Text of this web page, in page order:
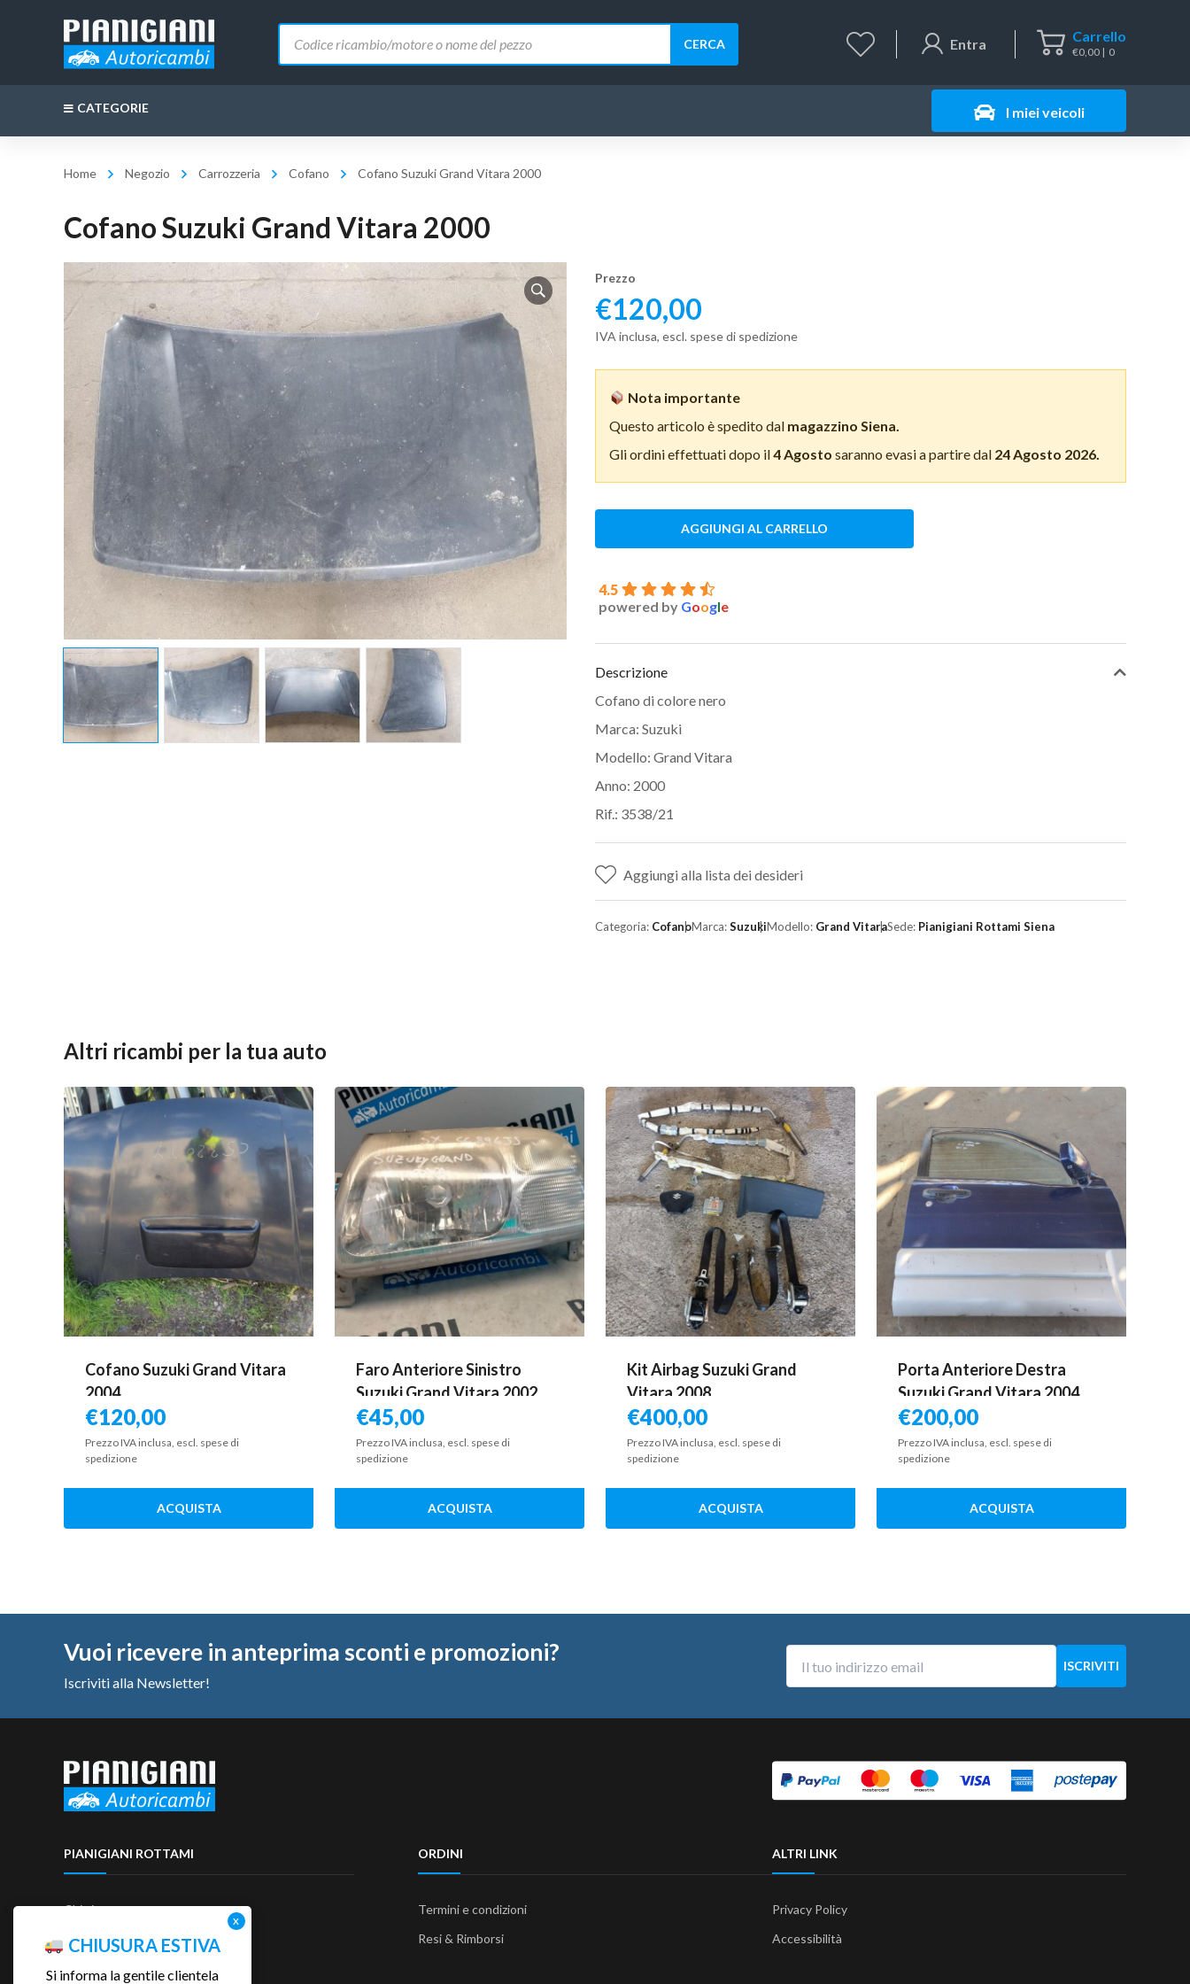
Carrello
€0,00 0
Entra
prodotti
CERCA
I miei veicoli
CATEGORIE
Home Negozio Carrozzeria Cofano Cofano Suzuki Grand Vitara 2000
Cofano Suzuki Grand Vitara 2000
Prezzo
€120,00
IVA inclusa, escl. spese di spedizione
Nota importante
Questo articolo è spedito dal magazzino Siena.
Gli ordini effettuati dopo il4 Agosto saranno evasi a partire dal 24 Agosto 2026.
AGGIUNGI AL CARRELLO
4.5
powered by Google
Descrizione
Cofano di colore nero
Marca: Suzuki
Modello: Grand Vitara
Anno: 2000
Rif.: 3538/21
Aggiungi alla lista dei desideri
Categoria: CofanoMarca:SuzukiModello: Grand VitaraSede: Pianigiani Rottami Siena
Altri ricambi per la tua auto
Cofano Suzuki Grand Vitara
2004
€120,00
Prezzo IVA inclusa, escl. spese di
spedizione
ACQUISTA
Faro Anteriore Sinistro
Suzuki Grand Vitara 2002
€45,00
Prezzo IVA inclusa, escl. spese di
spedizione
ACQUISTA
Kit Airbag Suzuki Grand
Vitara 2008
€400,00
Prezzo IVA inclusa, escl. spese di
spedizione
ACQUISTA
Porta Anteriore Destra
Suzuki Grand Vitara 2004
€200,00
Prezzo IVA inclusa, escl. spese di
spedizione
ACQUISTA
Vuoi ricevere in anteprima sconti e promozioni?
Iscriviti alla Newsletter!
PIANIGIANI ROTTAMI
Chi siamo
Contattaci
ORDINI
Termini e condizioni
Resi & Rimborsi
ALTRI LINK
Privacy Policy
Accessibilità
CHIUSURA ESTIVA
Si informa la gentile clientela